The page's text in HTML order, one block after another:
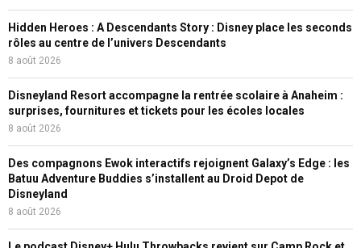
Hidden Heroes : A Descendants Story : Disney place les seconds
rôles au centre de l’univers Descendants
8 août 2026
Disneyland Resort accompagne la rentrée scolaire à Anaheim :
surprises, fournitures et tickets pour les écoles locales
8 août 2026
Des compagnons Ewok interactifs rejoignent Galaxy’s Edge : les
Batuu Adventure Buddies s’installent au Droid Depot de
Disneyland
8 août 2026